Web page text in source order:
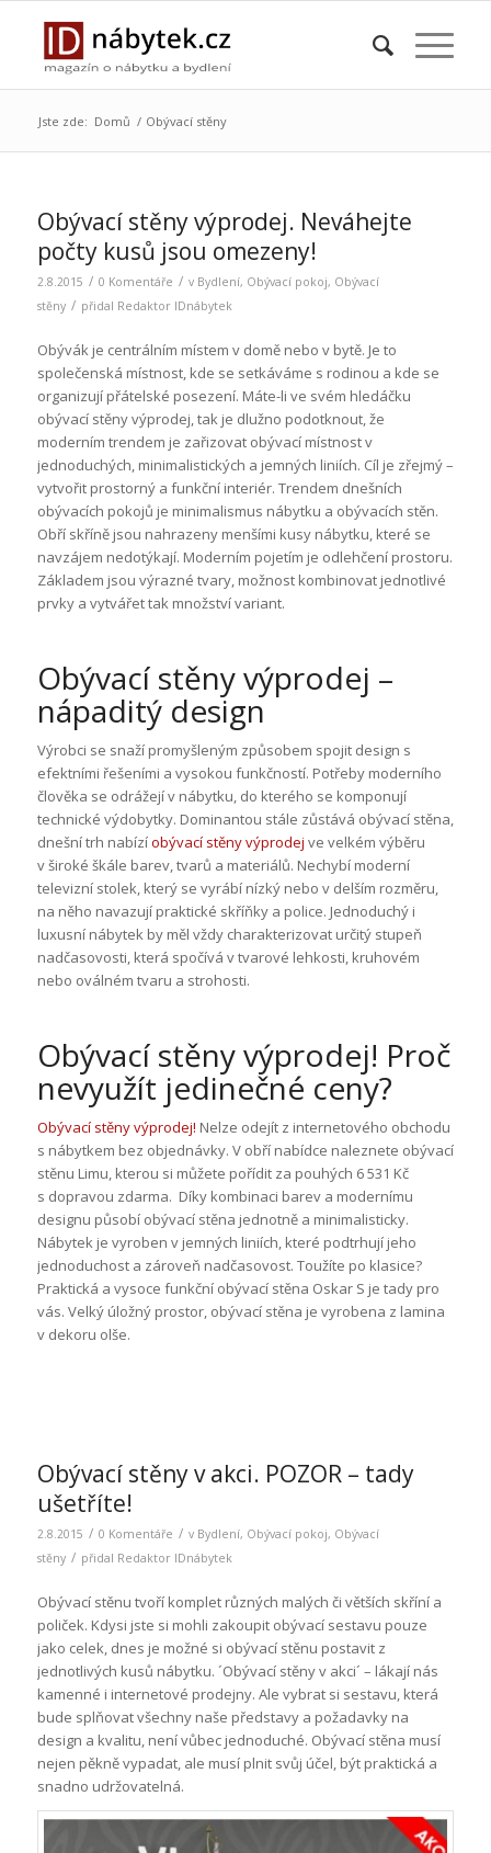
Jste zde: Domů / Obývací stěny
Obývací stěny výprodej. Neváhejte
počty kusů jsou omezeny!
2.8.2015 / 0 Komentáře / v Bydlení, Obývací pokoj, Obývací
stěny / přidal Redaktor IDnábytek
Obývák je centrálním místem v domě nebo v bytě. Je to
společenská místnost, kde se setkáváme s rodinou a kde se
organizují přátelské posezení. Máte-li ve svém hledáčku
obývací stěny výprodej, tak je dlužno podotknout, že
moderním trendem je zařizovat obývací místnost v
jednoduchých, minimalistických a jemných liniích. Cíl je zřejmý –
vytvořit prostorný a funkční interiér. Trendem dnešních
obývacích pokojů je minimalismus nábytku a obývacích stěn.
Obří skříně jsou nahrazeny menšími kusy nábytku, které se
navzájem nedotýkají. Moderním pojetím je odlehčení prostoru.
Základem jsou výrazné tvary, možnost kombinovat jednotlivé
prvky a vytvářet tak množství variant.
Obývací stěny výprodej –
nápaditý design
Výrobci se snaží promyšleným způsobem spojit design s
efektními řešeními a vysokou funkčností. Potřeby moderního
člověka se odrážejí v nábytku, do kterého se komponují
technické výdobytky. Dominantou stále zůstává obývací stěna,
dnešní trh nabízíobývací stěny výprodej ve velkém výběru
v široké škále barev, tvarů a materiálů. Nechybí moderní
televizní stolek, který se vyrábí nízký nebo v delším rozměru,
na něho navazují praktické skříňky a police. Jednoduchý i
luxusní nábytek by měl vždy charakterizovat určitý stupeň
nadčasovosti, která spočívá v tvarové lehkosti, kruhovém
nebo oválném tvaru a strohosti.
Obývací stěny výprodej! Proč
nevyužít jedinečné ceny?
Obývací stěny výprodej! Nelze odejít z internetového obchodu
s nábytkem bez objednávky. V obří nabídce naleznete obývací
stěnu Limu, kterou si můžete pořídit za pouhých 6 531 Kč
s dopravou zdarma. Díky kombinaci barev a modernímu
designu působí obývací stěna jednotně a minimalisticky.
Nábytek je vyroben v jemných liniích, které podtrhují jeho
jednoduchost a zároveň nadčasovost. Toužíte po klasice?
Praktická a vysoce funkční obývací stěna Oskar S je tady pro
vás. Velký úložný prostor, obývací stěna je vyrobena z lamina
v dekoru olše.
Obývací stěny v akci. POZOR – tady
ušetříte!
2.8.2015 / 0 Komentáře / v Bydlení, Obývací pokoj, Obývací
stěny / přidal Redaktor IDnábytek
Obývací stěnu tvoří komplet různých malých či větších skříní a
poliček. Kdysi jste si mohli zakoupit obývací sestavu pouze
jako celek, dnes je možné si obývací stěnu postavit z
jednotlivých kusů nábytku. ´Obývací stěny v akci´ – lákají nás
kamenné i internetové prodejny. Ale vybrat si sestavu, která
bude splňovat všechny naše představy a požadavky na
design a kvalitu, není vůbec jednoduché. Obývací stěna musí
nejen pěkně vypadat, ale musí plnit svůj účel, být praktická a
snadno udržovatelná.